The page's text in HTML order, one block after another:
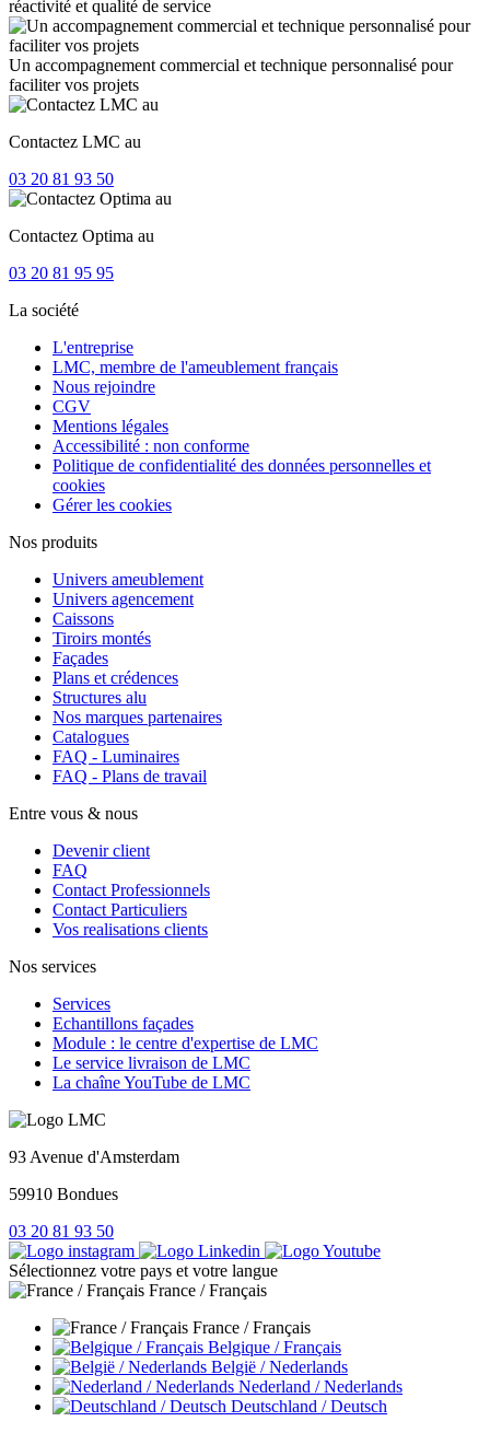
réactivité et qualité de service
Un accompagnement commercial et technique personnalisé pour
faciliter vos projets
Contactez LMC au
03 20 81 93 50
Contactez Optima au
03 20 81 95 95
La société
L'entreprise
LMC, membre de l'ameublement français
Nous rejoindre
CGV
Mentions légales
Accessibilité : non conforme
Politique de confidentialité des données personnelles et
cookies
Gérer les cookies
Nos produits
Univers ameublement
Univers agencement
Caissons
Tiroirs montés
Façades
Plans et crédences
Structures alu
Nos marques partenaires
Catalogues
FAQ - Luminaires
FAQ - Plans de travail
Entre vous & nous
Devenir client
FAQ
Contact Professionnels
Contact Particuliers
Vos realisations clients
Nos services
Services
Echantillons façades
Module : le centre d'expertise de LMC
Le service livraison de LMC
La chaîne YouTube de LMC
93 Avenue d'Amsterdam
59910 Bondues
03 20 81 93 50
Sélectionnez votre pays et votre langue
France / Français
France / Français
Belgique / Français
België / Nederlands
Nederland / Nederlands
Deutschland / Deutsch